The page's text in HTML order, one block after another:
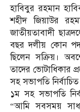
হাবিবুর রহমান
শহীদ জিয়াউর
জাতীয়তাবাদী
বছর দলীয় কোন
ছিলেন সক্রিয়।
তাদের ভোটাধিকার
সহ সভাপতি
১ম সহ সভাপতি
“আমি সবসময়